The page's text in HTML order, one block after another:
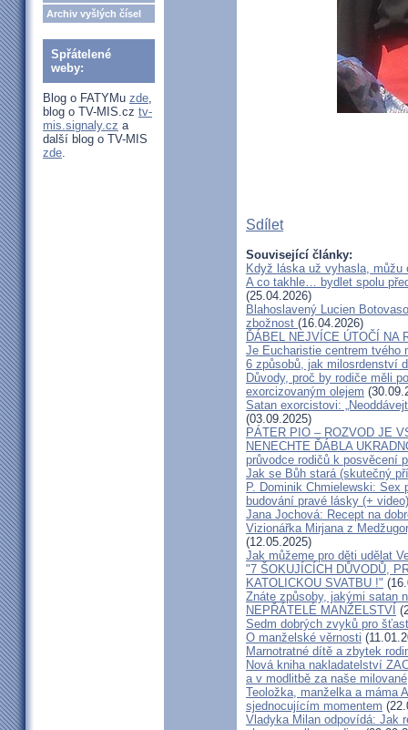
Archiv vyšlých čísel
Spřátelené
weby:
Blog o FATYMu zde,
blog o TV-MIS.cz tv-
mis.signaly.cz a
další blog o TV-MIS
zde.
Sdílet
Související články:
Když láska už vyhasla, můžu
A co takhle… bydlet spolu
(25.04.2026)
Blahoslavený Lucien
zbožnost (16.04.2026)
ĎÁBEL NEJVÍCE ÚTOČÍ NA
Je Eucharistie centrem tvého
6 způsobů, jak milosrdenství
Důvody, proč by rodiče měli
exorcizovaným olejem
Satan exorcistovi:
(03.09.2025)
PÁTER PIO – ROZVOD JE
NENECHTE ĎÁBLA
průvodce rodičů k posvěcení
Jak se Bůh stará (skutečný
P. Dominik Chmielewski:
budování pravé lásky (+ video)
Jana Jochová: Recept na
Vizionářka Mirjana z
(12.05.2025)
Jak můžeme pro děti udělat
"7 ŠOKUJÍCÍCH DŮVODŮ,
KATOLICKOU SVATBU !"
Znáte způsoby, jakými satan
NEPŘÁTELÉ MANŽELSTVÍ
Sedm dobrých zvyků pro
O manželské věrnosti
Marnotratné dítě a zbytek
Nová kniha nakladatelství
a v modlitbě za naše
Teoložka, manželka a máma
sjednocujícím momentem
Vladyka Milan odpovídá: Jak